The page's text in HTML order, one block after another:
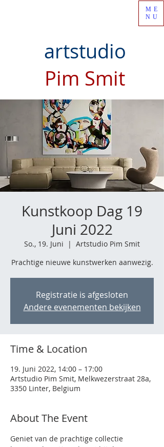
artstudio
Pim Smit
ME
NU
Kunstkoop Dag 19
Juni 2022
So., 19. Juni
  |
Artstudio Pim Smit
Prachtige nieuwe kunstwerken aanwezig.
Registratie is afgesloten
Andere evenementen bekijken
Time & Location
19. Juni 2022, 14:00 – 17:00
Artstudio Pim Smit, Melkwezerstraat 28a,
3350 Linter, Belgium
About The Event
Geniet van de prachtige collectie